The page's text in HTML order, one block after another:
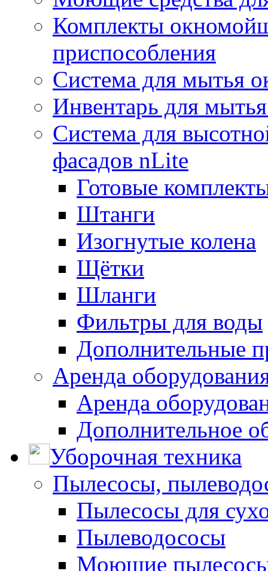
Комплекты
приспособления
Система для мытья
Инвентарь для
Система для
фасадов nLite
Готовые
Штанги
Изогнутые колена
Щётки
Шланги
Фильтры для воды
Дополнительные
Аренда
Аренда
Дополнительное
Уборочная техника
Пылесосы,
Пылесосы для
Пылеводососы
Моющие пылесосы